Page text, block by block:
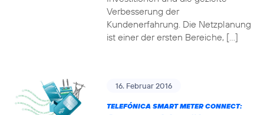
Verbesserung der
Kundenerfahrung. Die Netzplanung
ist einer der ersten Bereiche, […]
16. Februar 2016
TELEFÓNICA SMART METER CONNECT: